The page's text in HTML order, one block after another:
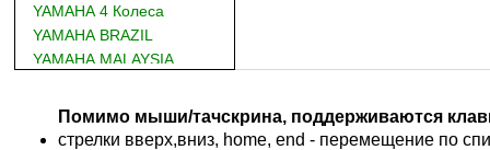
YAMAHA 4 Колеса
YAMAHA BRAZIL
YAMAHA MALAYSIA
BMWПомимо мыши/тачскрина, поддерживаются
стрелки вверх,вниз, home, end - перемещение по